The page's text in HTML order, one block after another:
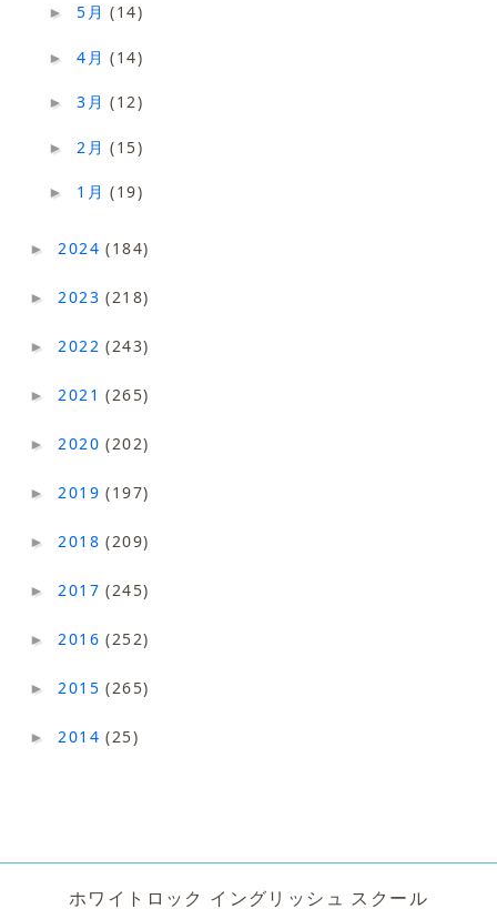
►5月(14)
►4月(14)
►3月(12)
► 2月(15)
► 1月(19)
► 2024(184)
► 2023(218)
► 2022(243)
► 2021(265)
► 2020(202)
► 2019(197)
► 2018(209)
► 2017(245)
► 2016(252)
► 2015(265)
► 2014(25)
ホワイトロック イングリッシュ スクール